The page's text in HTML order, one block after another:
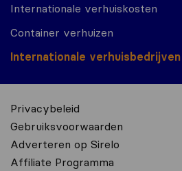
Internationale verhuiskosten
Container verhuizen
Internationale verhuisbedrijven
Privacybeleid
Gebruiksvoorwaarden
Adverteren op Sirelo
Affiliate Programma